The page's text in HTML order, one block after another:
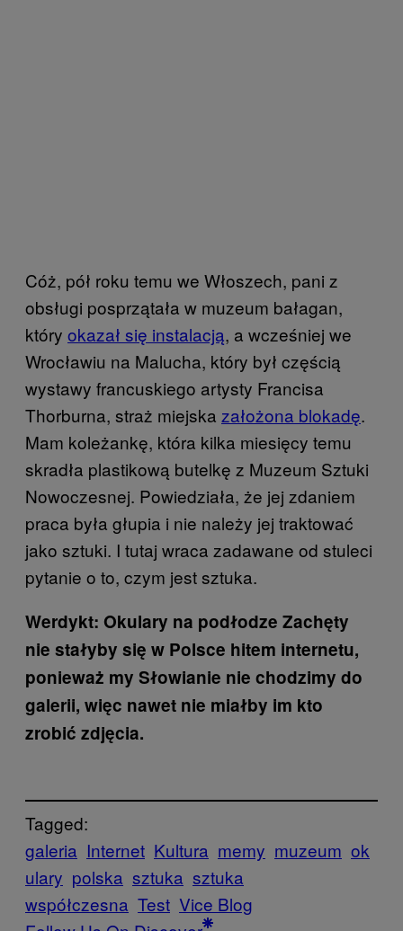
Cóż, pół roku temu we Włoszech, pani z
obsługi posprzątała w muzeum bałagan,
który okazał się instalacją, a wcześniej we
Wrocławiu na Malucha, który był częścią
wystawy francuskiego artysty Francisa
Thorburna, straż miejska założona blokadę.
Mam koleżankę, która kilka miesięcy temu
skradła plastikową butelkę z Muzeum Sztuki
Nowoczesnej. Powiedziała, że jej zdaniem
praca była głupia i nie należy jej traktować
jako sztuki. I tutaj wraca zadawane od stuleci
pytanie o to, czym jest sztuka.
Werdykt: Okulary na podłodze Zachęty
nie stałyby się w Polsce hitem internetu,
ponieważ my Słowianie nie chodzimy do
galerii, więc nawet nie miałby im kto
zrobić zdjęcia.
Tagged:
galeria Internet Kultura memy muzeum ok
ulary polska sztuka sztuka
współczesna Test Vice Blog